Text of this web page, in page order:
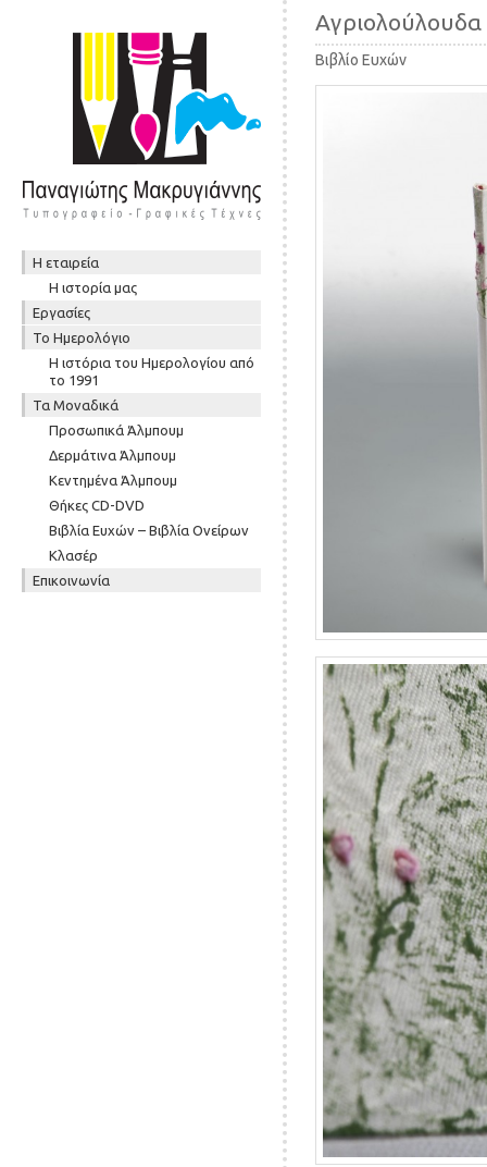
Μενού
Skip to content
Η εταιρεία
Η ιστορία μας
Εργασίες
To Ημερολόγιο
Η ιστόρια του Ημερολογίου από
το 1991
Τα Μοναδικά
Προσωπικά Άλμπουμ
Δερμάτινα Άλμπουμ
Κεντημένα Άλμπουμ
Θήκες CD-DVD
Βιβλία Ευχών – Βιβλία Ονείρων
Κλασέρ
Επικοινωνία
Αγριολούλουδα
Βιβλίο Ευχών